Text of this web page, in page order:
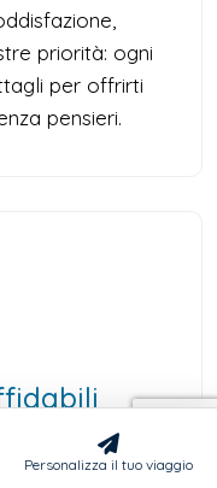
priorità: ogni
per offrirti
pensieri.
carte Visa e
Ogni
Personalizza il tuo viaggio